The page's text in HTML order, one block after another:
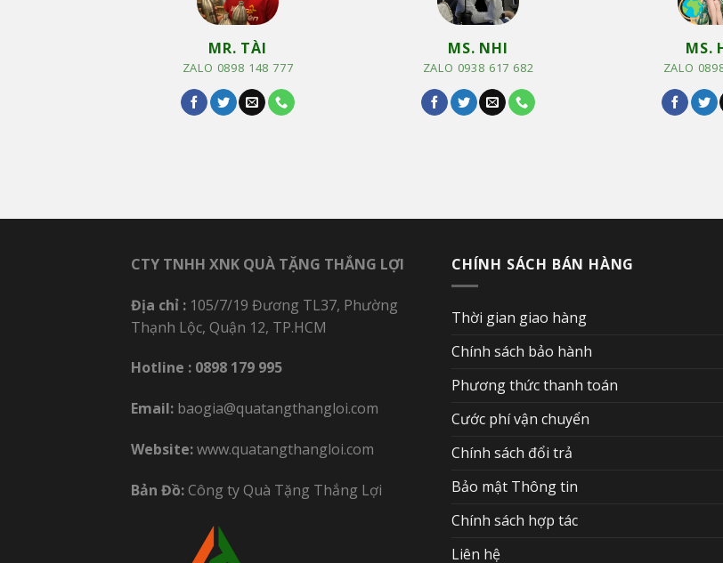
MR. TÀI
ZALO 0898 148 777
MS. NHI
ZALO 0938 617 682
MS.
ZALO
CTY TNHH XNK QUÀ TẶNG THẮNG LỢI
Địa chỉ : 105/7/19 Đương TL37, Phường
Thạnh Lộc, Quận 12, TP.HCM
Hotline : 0898 179 995
Email: baogia@quatangthangloi.com
Website:www.quatangthangloi.com
Bản Đồ:Công ty Quà Tặng Thắng Lợi
CHÍNH SÁCH BÁN HÀNG
Thời gian giao hàng
Chính sách bảo hành
Phương thức thanh toán
Cước phí vận chuyển
Chính sách đổi trả
Bảo mật Thông tin
Chính sách hợp tác
Liên hệ